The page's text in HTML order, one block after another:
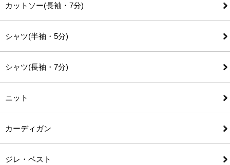
カットソー(長袖・7分)
シャツ(半袖・5分)
シャツ(長袖・7分)
ニット
カーディガン
ジレ・ベスト